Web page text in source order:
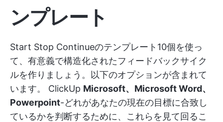
ンプレート
Start Stop Continueのテンプレート10個を使っ
て、有意義で構造化されたフィードバックサイク
ルを作りましょう。以下のオプションが含まれて
います。 ClickUp Microsoft、Microsoft Word、
Powerpoint-どれがあなたの現在の目標に合致し
ているかを判断するために、これらを見て回るこ